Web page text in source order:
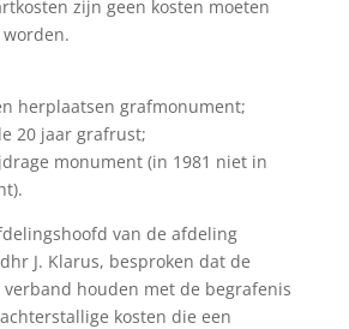
zijn geen kosten moeten
herplaatsen grafmonument;
20 jaar grafrust;
monument (in 1981 niet in
van de afdeling
J. Klarus, besproken dat de
houden met de begrafenis
kosten die een